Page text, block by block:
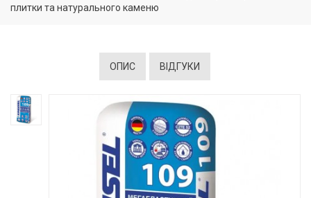
плитки та натурального каменю
ОПИС ВІДГУКИ